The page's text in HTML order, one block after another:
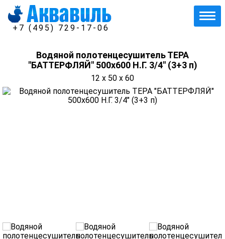
+7 (495) 729-17-06
Водяной полотенцесушитель ТЕРА
"БАТТЕРФЛЯЙ" 500х600 Н.Г. 3/4" (3+3 п)
12 x 50 x 60